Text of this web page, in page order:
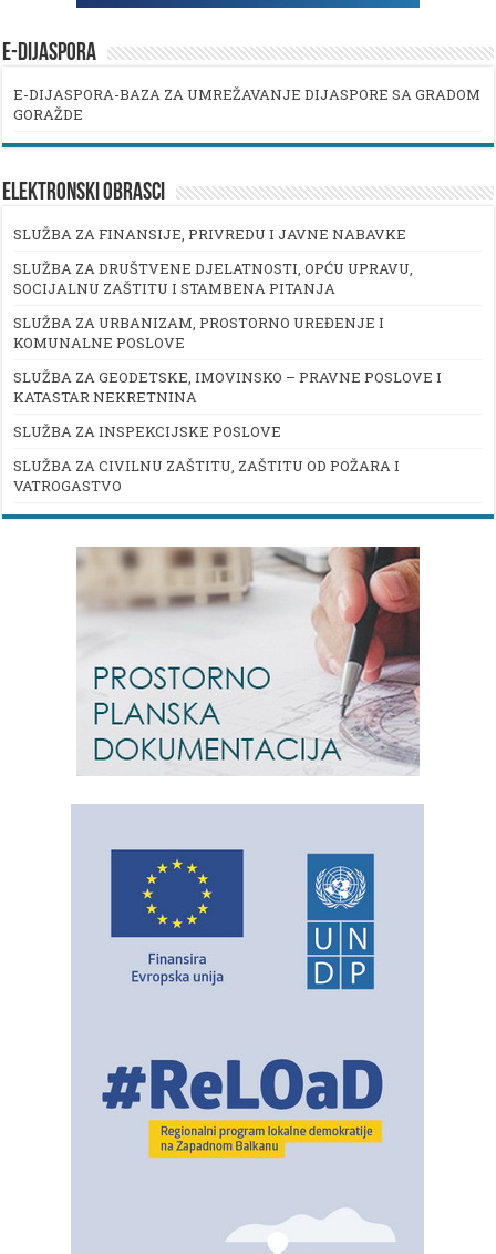
E-DIJASPORA
E-DIJASPORA-BAZA ZA UMREŽAVANJE DIJASPORE SA GRADOM
GORAŽDE
ELEKTRONSKI OBRASCI
SLUŽBA ZA FINANSIJE, PRIVREDU I JAVNE NABAVKE
SLUŽBA ZA DRUŠTVENE DJELATNOSTI, OPĆU UPRAVU,
SOCIJALNU ZAŠTITU I STAMBENA PITANJA
SLUŽBA ZA URBANIZAM, PROSTORNO UREĐENJE I
KOMUNALNE POSLOVE
SLUŽBA ZA GEODETSKE, IMOVINSKO – PRAVNE POSLOVE I
KATASTAR NEKRETNINA
SLUŽBA ZA INSPEKCIJSKE POSLOVE
SLUŽBA ZA CIVILNU ZAŠTITU, ZAŠTITU OD POŽARA I
VATROGASTVO